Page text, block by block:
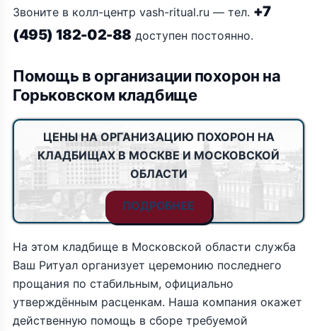
Звоните в колл-центр vash-ritual.ru — тел. +7
(495) 182-02-88 доступен постоянно.
Помощь в организации похорон на
Горьковском кладбище
ЦЕНЫ НА ОРГАНИЗАЦИЮ ПОХОРОН НА
КЛАДБИЩАХ В МОСКВЕ И МОСКОВСКОЙ
ОБЛАСТИ
ПОДРОБНЕЕ
На этом кладбище в Московской области служба
Ваш Ритуал организует церемонию последнего
прощания по стабильным, официально
утверждённым расценкам. Наша компания окажет
действенную помощь в сборе требуемой